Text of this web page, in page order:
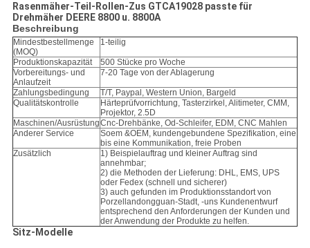
Rasenmäher-Teil-Rollen-Zus GTCA19028 passte für
Drehmäher DEERE 8800 u. 8800A
Beschreibung
Mindestbestellmenge
(MOQ)
1-teilig
Produktionskapazität
500 Stücke pro Woche
Vorbereitungs- und
Anlaufzeit
7-20 Tage von der Ablagerung
Zahlungsbedingung
T/T, Paypal, Western Union, Bargeld
Qualitätskontrolle
Härteprüfvorrichtung, Tasterzirkel, Alitimeter, CMM,
Projektor, 2.5D
Maschinen/AusrüstungCnc-Drehbänke, Od-Schleifer, EDM, CNC Mahlen
Anderer Service
Soem &OEM, kundengebundene Spezifikation, eine
bis eine Kommunikation, freie Proben
Zusätzlich
1) Beispielauftrag und kleiner Auftrag sind
annehmbar;
2) die Methoden der Lieferung: DHL, EMS, UPS
oder Fedex (schnell und sicherer)
3) auch gefunden im Produktionsstandort von
Porzellandongguan-Stadt, -uns Kundenentwurf
entsprechend den Anforderungen der Kunden und
der Anwendung der Produkte zu helfen.
Sitz-Modelle